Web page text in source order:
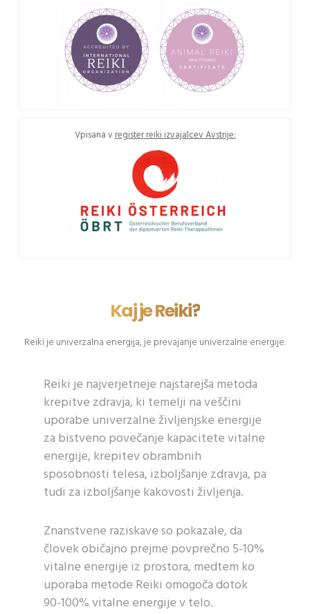
Vpisana vregister reiki izvajalcev Avstrije:
Kaj je Reiki?
Reiki je univerzalna energija, je prevajanje univerzalne energije.
Reiki je najverjetneje najstarejša metoda
krepitve zdravja, ki temelji na veščini
uporabe univerzalne življenjske energije
za bistveno povečanje kapacitete vitalne
energije, krepitev obrambnih
sposobnosti telesa, izboljšanje zdravja, pa
tudi za izboljšanje kakovosti življenja.
Znanstvene raziskave so pokazale, da
človek običajno prejme povprečno 5-10%
vitalne energije iz prostora, medtem ko
uporaba metode Reiki omogoča dotok
90-100% vitalne energije v telo.